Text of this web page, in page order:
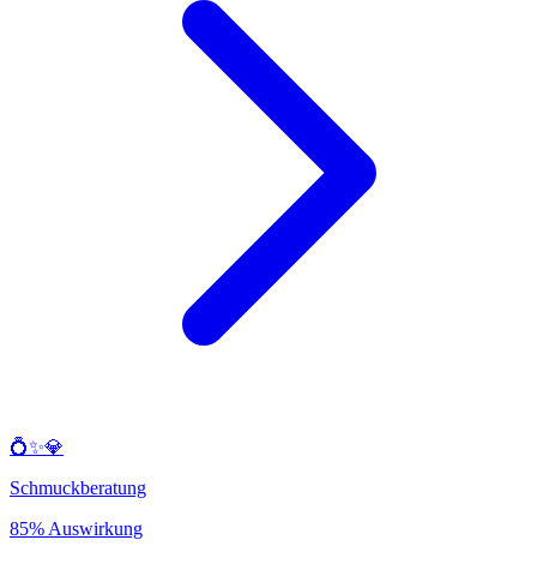
💍✨💎
Schmuckberatung
85% Auswirkung